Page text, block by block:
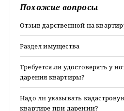
Похожие вопросы
Отзыв дарственной на
Раздел имущества
Требуется ли удостоверять у
дарения квартиры?
Надо ли указывать
квартире при дарении?